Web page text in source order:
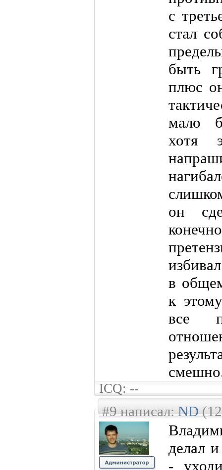
с
стал
быть
плюс
мало
хотя
он
в
к
все
ICQ: --
#9 написал:ND(12
делал
-